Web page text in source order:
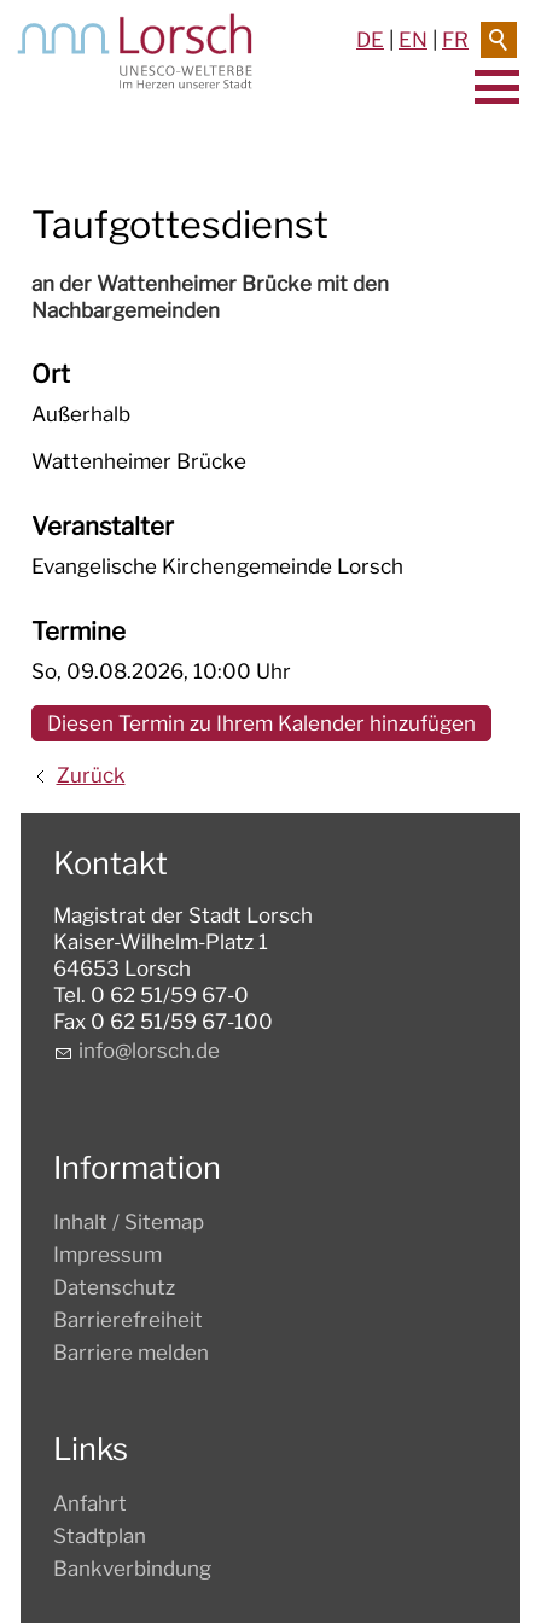
DE EN FR
RATHAUS & SERVICE
BAUEN & UMWELT
Bibliotheken
Weiterbildung im Ehrenamt
FREIZEIT & SPORT
HISTORIE
GESUNDHEIT
VEREINE
KIRCHEN
Taufgottesdienst
an der Wattenheimer Brücke mit den
Nachbargemeinden
Ort
Außerhalb
Wattenheimer Brücke
Veranstalter
Evangelische Kirchengemeinde Lorsch
Termine
So, 09.08.2026, 10:00 Uhr
Diesen Termin zu Ihrem Kalender hinzufügen
Zurück
Kontakt
Magistrat der Stadt Lorsch
Kaiser-Wilhelm-Platz 1
64653 Lorsch
Tel. 0 62 51/59 67-0
Fax 0 62 51/59 67-100
nf
l rsch d
Information
Inhalt / Sitemap
Impressum
Datenschutz
Barrierefreiheit
Barriere melden
Links
Anfahrt
Stadtplan
Bankverbindung